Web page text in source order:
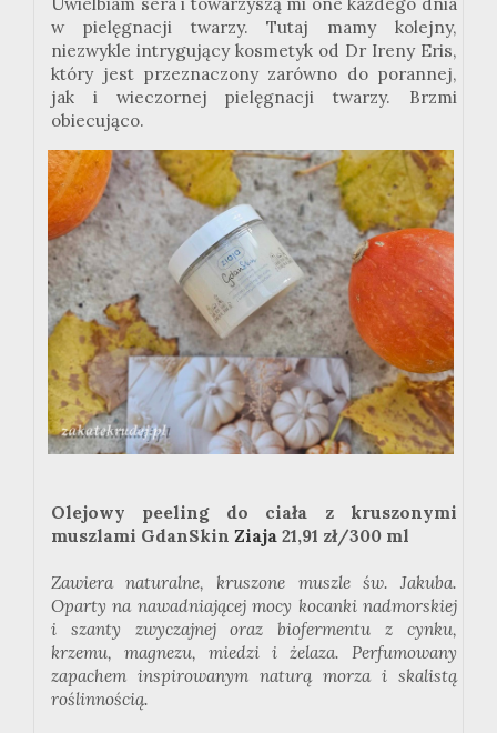
w pielęgnacji twarzy. Tutaj mamy kolejny,
niezwykle intrygujący kosmetyk od Dr Ireny Eris,
który jest przeznaczony zarówno do porannej,
jak i wieczornej pielęgnacji twarzy. Brzmi
obiecująco.
Olejowy peeling do ciała z kruszonymi
muszlami GdanSkin Ziaja 21,91 zł/300 ml
Zawiera naturalne, kruszone muszle św. Jakuba.
Oparty na nawadniającej mocy kocanki nadmorskiej
i szanty zwyczajnej oraz biofermentu z cynku,
krzemu, magnezu, miedzi i żelaza. Perfumowany
zapachem inspirowanym naturą morza i skalistą
roślinnością.